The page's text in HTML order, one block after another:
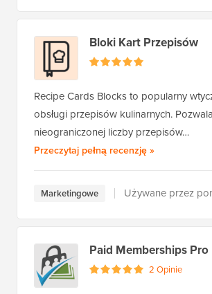
Bloki Kart Przepisów
Recipe Cards Blocks to popularny
obsługi przepisów kulinarnych.
nieograniczonej liczby przepisów…
Przeczytaj pełną recenzjęRecipe Card
»
Marketingowe
Paid Memberships Pro
2 Opinie